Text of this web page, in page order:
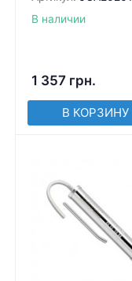
В наличии
1 357 грн.
В КОРЗИНУ